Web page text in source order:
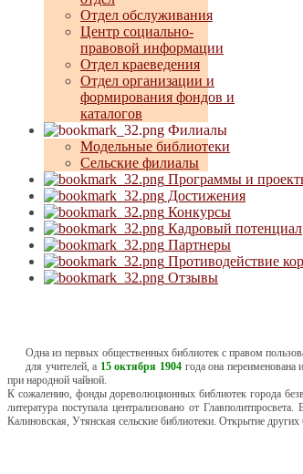
Отдел обслуживания
Центр социально-
правовой информации
Отдел краеведения
Отдел организации и
формирования фондов и
каталогов
Филиалы
Модельные библиотеки
Сельские филиалы
Программы и
Достижения
Конкурсы
Кадровый потенциал
Партнеры
Противодействие
Отзывы
Одна из первых общественных библиотек с правом
для учителей, а 15 октября 1904года она переименована
при народной чайной.
К сожалению, фонды дореволюционных библиотек города
литература поступала централизовано от
Калиновская, Утянская сельские библиотеки. Открытие